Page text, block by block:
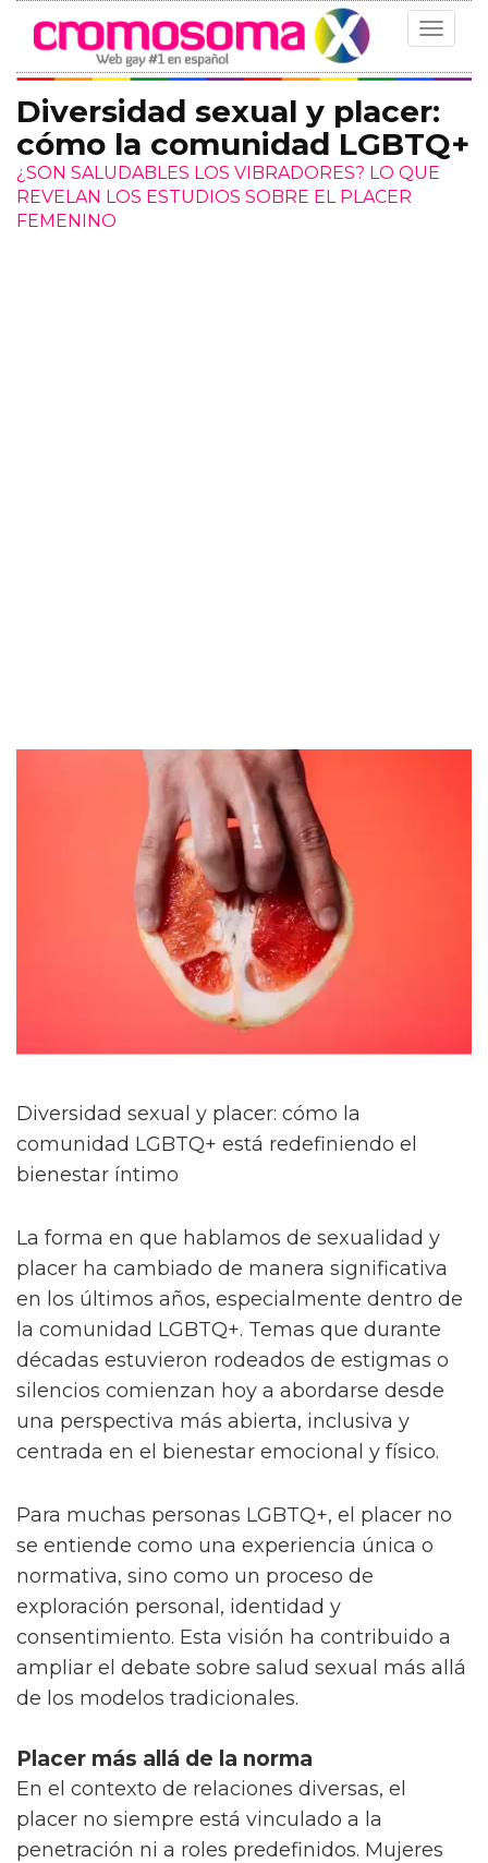
Toggle
Diversidad sexual y placer:
cómo la comunidad LGBTQ+
¿SON SALUDABLES LOS VIBRADORES? LO QUE
REVELAN LOS ESTUDIOS SOBRE EL PLACER
FEMENINO
Diversidad sexual y placer: cómo la
comunidad LGBTQ+ está redefiniendo el
bienestar íntimo
La forma en que hablamos de sexualidad y
placer ha cambiado de manera significativa
en los últimos años, especialmente dentro de
la comunidad LGBTQ+. Temas que durante
décadas estuvieron rodeados de estigmas o
silencios comienzan hoy a abordarse desde
una perspectiva más abierta, inclusiva y
centrada en el bienestar emocional y físico.
Para muchas personas LGBTQ+, el placer no
se entiende como una experiencia única o
normativa, sino como un proceso de
exploración personal, identidad y
consentimiento. Esta visión ha contribuido a
ampliar el debate sobre salud sexual más allá
de los modelos tradicionales.
Placer más allá de la norma
En el contexto de relaciones diversas, el
placer no siempre está vinculado a la
penetración ni a roles predefinidos. Mujeres